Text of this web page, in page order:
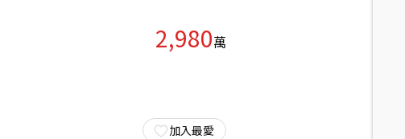
2,980萬
加入最愛